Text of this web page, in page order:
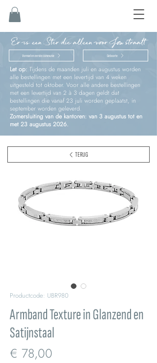
Er is een Ster die alleen voor Jou straalt
Vormsel en eerste communie Geboorte
Let op: Tijdens de maanden juli en augustus worden
alle bestellingen met een levertijd van 4 weken
uitgesteld tot oktober. Voor alle andere bestellingen
met een levertijd van 2 à 3 dagen geldt dat
bestellingen die vanaf 23 juli worden geplaatst, in
september worden geleverd.
Zomersluiting van de kantoren: van 3 augustus tot en
met 23 augustus 2026.
Productcode: UBR980
Armband Texture in Glanzend en
Satijnstaal
€ 78,00
TERUG